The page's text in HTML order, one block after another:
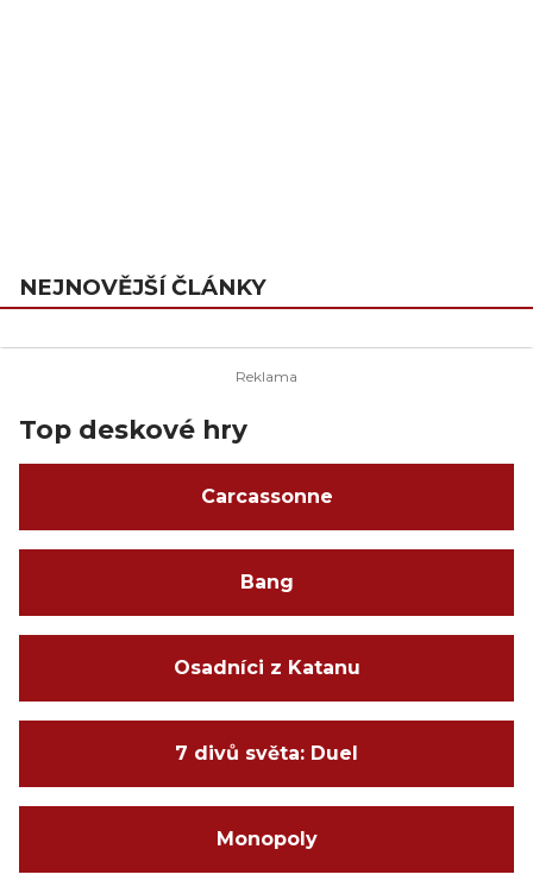
NEJNOVĚJŠÍ ČLÁNKY
Top deskové hry
Carcassonne
Bang
Osadníci z Katanu
7 divů světa: Duel
Monopoly